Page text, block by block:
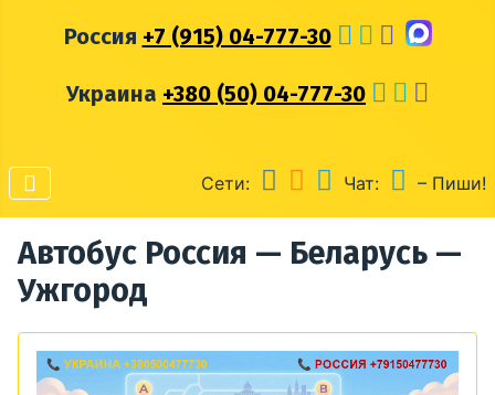
Россия +7 (915) 04-777-30
Украина +380 (50) 04-777-30
Сети: Чат: – Пиши!
Автобус Россия — Беларусь —
Ужгород